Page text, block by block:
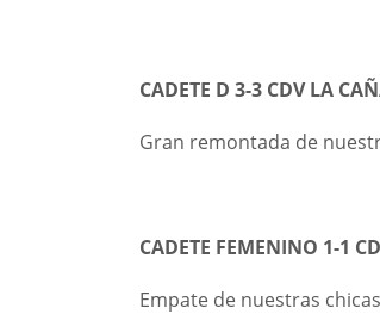
CADETE D 3-3 CDV LA
Gran remontada de
CADETE FEMENINO 1-1
Empate de nuestras